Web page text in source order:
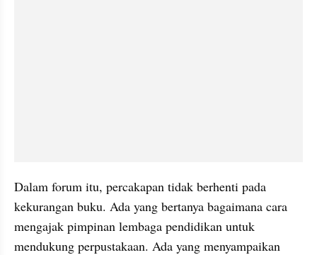
Dalam forum itu, percakapan tidak berhenti pada
kekurangan buku. Ada yang bertanya bagaimana cara
mengajak pimpinan lembaga pendidikan untuk
mendukung perpustakaan. Ada yang menyampaikan